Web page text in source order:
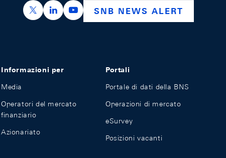
https://x.com/snb_bns
https://ch.linkedin.com/company/swiss-
https://www.youtube.com/
SNB NEWS ALERT
Informazioni per
Media
Operatori del mercato
finanziario
Azionariato
Portali
Portale di dati della BNS
Operazioni di mercato
eSurvey
Posizioni vacanti